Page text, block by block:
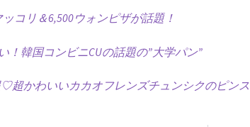
コリ＆6,500ウォンピザが話題！
！韓国コンビニCUの話題の”大学パン”
♡超かわいいカカオフレンズチュンシクのピンス